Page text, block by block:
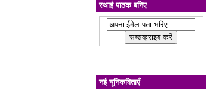
स्थाई पाठक बनिए
नई यूनिकविताएँ